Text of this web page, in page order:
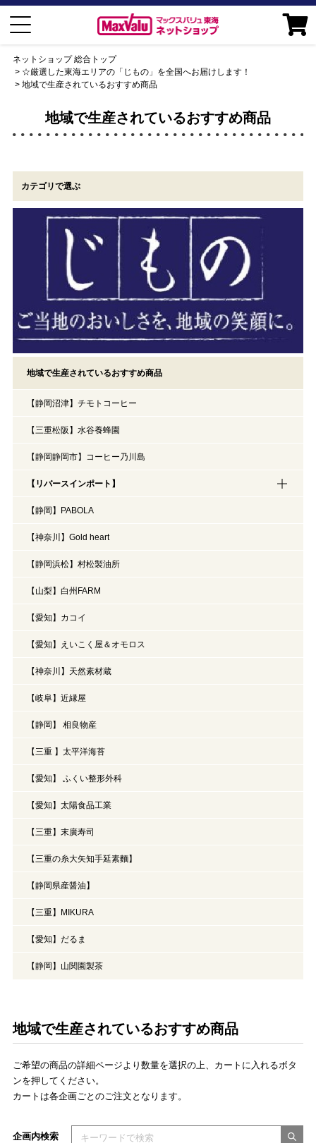
ネットショップ 総合トップ
☆厳選した東海エリアの「じもの」を全国へお届けします！
地域で生産されているおすすめ商品
地域で生産されているおすすめ商品
カテゴリで選ぶ
地域で生産されているおすすめ商品
【静岡沼津】チモトコーヒー
【三重松阪】水谷養蜂園
【静岡静岡市】コーヒー乃川島
【リバースインポート】
【静岡】PABOLA
【神奈川】Gold heart
【静岡浜松】村松製油所
【山梨】白州FARM
【愛知】カコイ
【愛知】えいこく屋＆オモロス
【神奈川】天然素材蔵
【岐阜】近縁屋
【静岡】 相良物産
【三重 】太平洋海苔
【愛知】 ふくい整形外科
【愛知】太陽食品工業
【三重】末廣寿司
【三重の糸大矢知手延素麵】
【静岡県産醤油】
【三重】MIKURA
【愛知】だるま
【静岡】山関園製茶
地域で生産されているおすすめ商品
ご希望の商品の詳細ページより数量を選択の上、カートに入れるボタ
ンを押してください。
カートは各企画ごとのご注文となります。
検索キーワードを入力してください
企画内検索